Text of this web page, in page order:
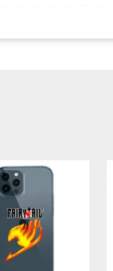
Fêlures,
des problèmes